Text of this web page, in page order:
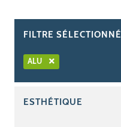
FILTRE SÉLECTIONNÉ
ALU
ESTHÉTIQUE